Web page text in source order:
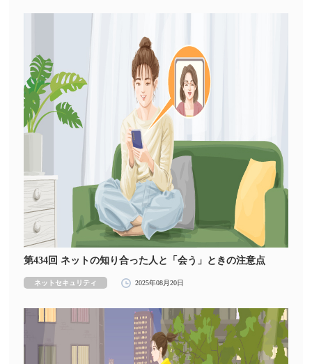
第434回 ネットの知り合った人と「会う」ときの注意点
ネットセキュリティ 2025年08月20日